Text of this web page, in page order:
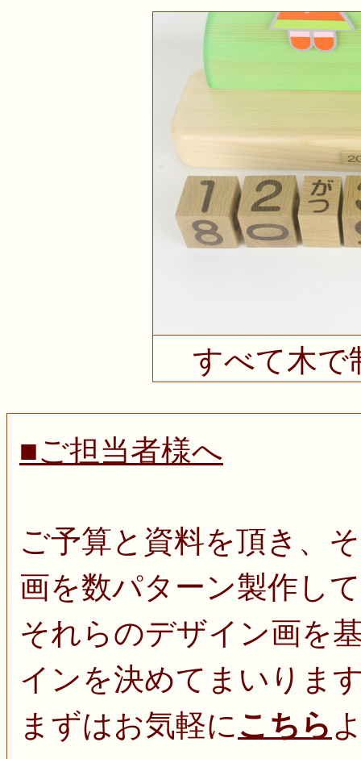
すべて木で
■ご担当者様へ
ご予算と資料を頂き、
画を数パターン製作し
それらのデザイン画を
インを決めてまいりま
まずはお気軽にこちら